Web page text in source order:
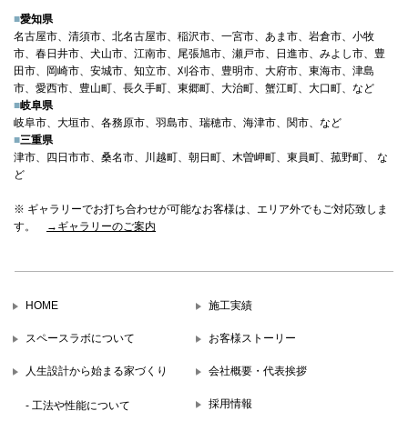
■愛知県
名古屋市、清須市、北名古屋市、稲沢市、一宮市、あま市、岩倉市、小牧
市、春日井市、犬山市、江南市、尾張旭市、瀬戸市、日進市、みよし市、豊
田市、岡崎市、安城市、知立市、刈谷市、豊明市、大府市、東海市、津島
市、愛西市、豊山町、長久手町、東郷町、大治町、蟹江町、大口町、など
■岐阜県
岐阜市、大垣市、各務原市、羽島市、瑞穂市、海津市、関市、など
■三重県
津市、四日市市、桑名市、川越町、朝日町、木曽岬町、東員町、菰野町、 な
ど
※ ギャラリーでお打ち合わせが可能なお客様は、エリア外でもご対応致しま
す。
→ギャラリーのご案内
HOME
スペースラボについて
人生設計から始まる家づくり
- 工法や性能について
施工実績
お客様ストーリー
会社概要・代表挨拶
採用情報